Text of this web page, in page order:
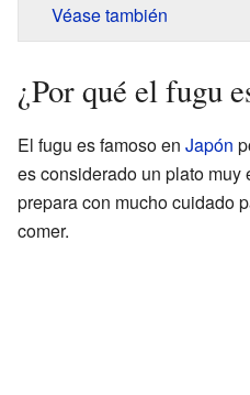
Véase también
¿Por qué el fugu
El fugu es famoso en Japón
es considerado un plato muy
prepara con mucho cuidado
comer.